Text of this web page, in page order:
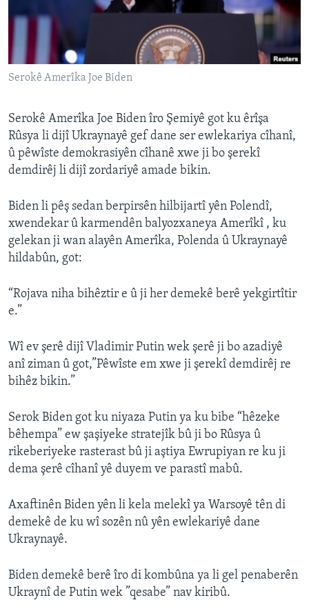
SORANÎ
FOLLOW US
Zimanên Din
Serokê Amerîka Joe Biden
Serokê Amerîka Joe Biden îro Şemiyê got ku êrîşa
Rûsya li dijî Ukraynayê gef dane ser ewlekariya cîhanî,
û pêwîste demokrasiyên cîhanê xwe ji bo şerekî
demdirêj li dijî zordariyê amade bikin.
Biden li pêş sedan berpirsên hilbijartî yên Polendî,
xwendekar û karmendên balyozxaneya Amerîkî , ku
gelekan ji wan alayên Amerîka, Polenda û Ukraynayê
hildabûn, got:
“Rojava niha bihêztir e û ji her demekê berê yekgirtîtir
e.”
Wî ev şerê dijî Vladimir Putin wek şerê ji bo azadiyê
anî ziman û got,”Pêwîste em xwe ji şerekî demdirêj re
bihêz bikin.”
Serok Biden got ku niyaza Putin ya ku bibe “hêzeke
bêhempa” ew şaşiyeke stratejîk bû ji bo Rûsya û
rikeberiyeke rasterast bû ji aştiya Ewrupiyan re ku ji
dema şerê cîhanî yê duyem ve parastî mabû.
Axaftinên Biden yên li kela melekî ya Warsoyê tên di
demekê de ku wî sozên nû yên ewlekariyê dane
Ukraynayê.
Biden demekê berê îro di kombûna ya li gel penaberên
Ukraynî de Putin wek ”qesabe” nav kiribû.